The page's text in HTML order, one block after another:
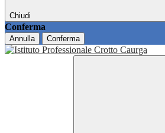
Chiudi
Conferma
Annulla Conferma